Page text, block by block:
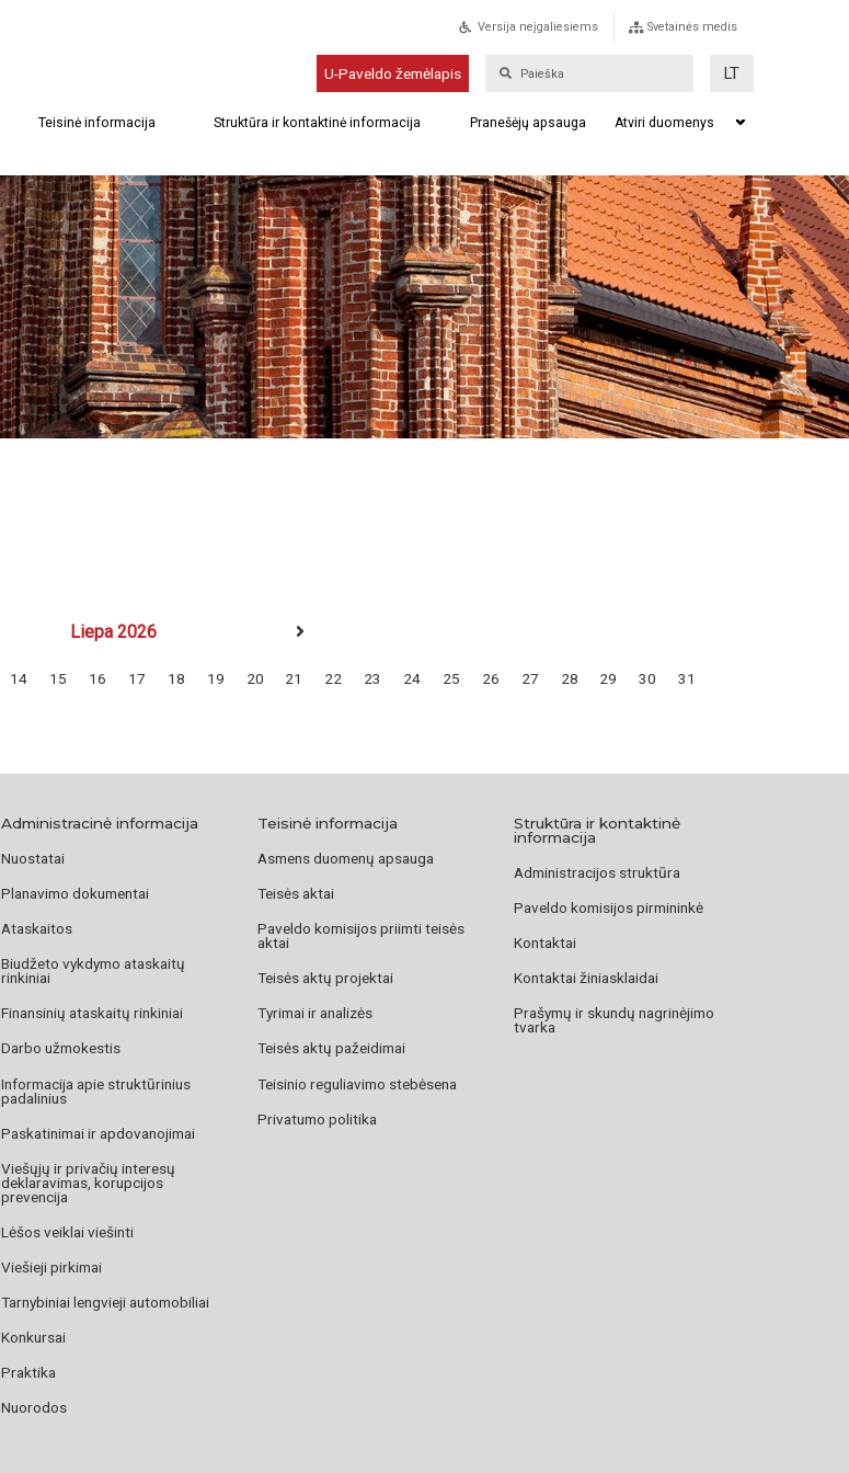
Versija neįgaliesiems Svetainės medis
U-Paveldo žemėlapis LT
Teisinė informacija Struktūra ir kontaktinė informacija Pranešėjų apsauga Atviri duomenys
Liepa 2026
14 15 16 17 18 19 20 21 22 23 24 25 26 27 28 29 30 31
Administracinė informacija
Nuostatai
Planavimo dokumentai
Ataskaitos
Biudžeto vykdymo ataskaitų
rinkiniai
Finansinių ataskaitų rinkiniai
Darbo užmokestis
Informacija apie struktūrinius
padalinius
Paskatinimai ir apdovanojimai
Viešųjų ir privačių interesų
deklaravimas, korupcijos
prevencija
Lėšos veiklai viešinti
Viešieji pirkimai
Tarnybiniai lengvieji automobiliai
Konkursai
Praktika
Nuorodos
Teisinė informacija
Asmens duomenų apsauga
Teisės aktai
Paveldo komisijos priimti teisės
aktai
Teisės aktų projektai
Tyrimai ir analizės
Teisės aktų pažeidimai
Teisinio reguliavimo stebėsena
Privatumo politika
Struktūra ir kontaktinė
informacija
Administracijos struktūra
Paveldo komisijos pirmininkė
Kontaktai
Kontaktai žiniasklaidai
Prašymų ir skundų nagrinėjimo
tvarka